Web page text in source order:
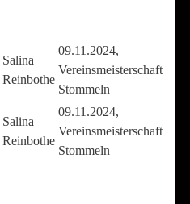
Salina
Reinbothe
09.11.2024,
Vereinsmeisterschaft
Stommeln
Salina
Reinbothe
09.11.2024,
Vereinsmeisterschaft
Stommeln